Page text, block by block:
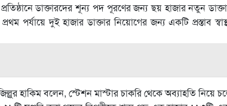
প্রতিষ্ঠানে ডাক্তারদের শূন্য পদ পূরণের জন্য ছয় হাজার নতুন
দুই হাজার ডাক্তার নিয়োগের জন্য একটি প্রস্তাব
হাকিম বলেন, স্টেশন মাস্টার চাকরি থেকে অব্যাহতি নিয়ে